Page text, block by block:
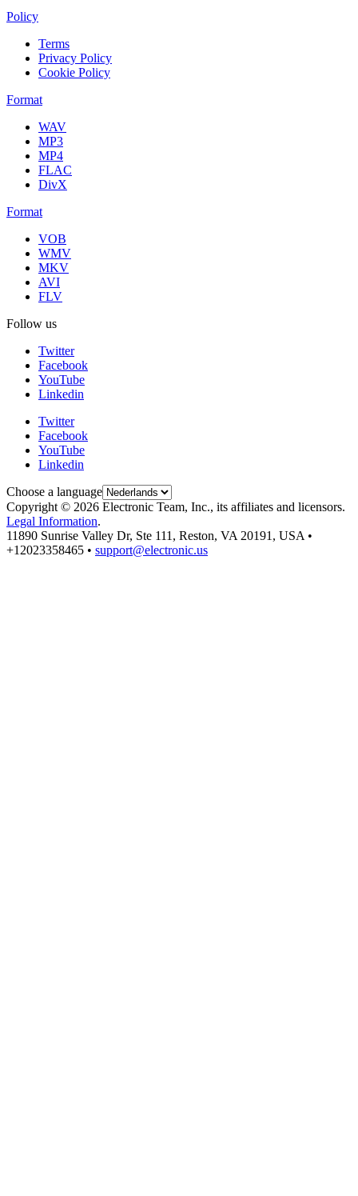
Policy
Terms
Privacy Policy
Cookie Policy
Format
WAV
MP3
MP4
FLAC
DivX
Format
VOB
WMV
MKV
AVI
FLV
Follow us
Twitter
Facebook
YouTube
Linkedin
Twitter
Facebook
YouTube
Linkedin
Choose a language
Copyright © 2026 Electronic Team, Inc., its affiliates and licensors.
Legal Information.
11890 Sunrise Valley Dr, Ste 111, Reston, VA 20191, USA •
+12023358465 • support@electronic.us